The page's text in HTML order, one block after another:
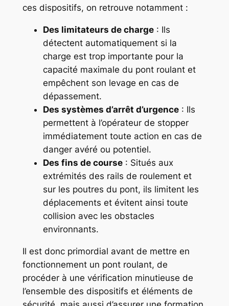
ces dispositifs, on retrouve notamment :
Des limitateurs de charge: Ils
détectent automatiquement si la
charge est trop importante pour la
capacité maximale du pont roulant et
empêchent son levage en cas de
dépassement.
Des systèmes d’arrêt d’urgence: Ils
permettent à l’opérateur de stopper
immédiatement toute action en cas de
danger avéré ou potentiel.
Des fins de course: Situés aux
extrémités des rails de roulement et
sur les poutres du pont, ils limitent les
déplacements et évitent ainsi toute
collision avec les obstacles
environnants.
Il est donc primordial avant de mettre en
fonctionnement un pont roulant, de
procéder à une vérification minutieuse de
l’ensemble des dispositifs et éléments de